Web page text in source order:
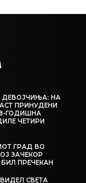
ДЕВОЈЧИЊА: НА
ПРИНУДЕНИ
ГОДИШНА
ЧЕТИРИ
ГРАД ВО
ЗАЧЕКОР
БИЛ ПРЕЧЕКАН
СВЕТА